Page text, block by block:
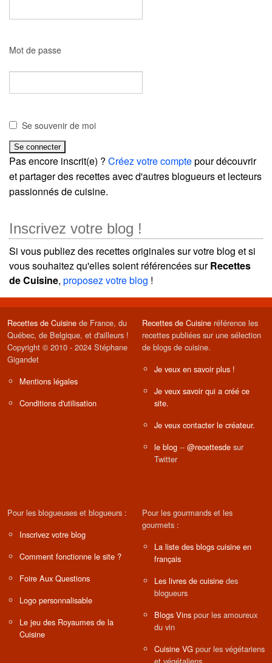
Mot de passe
Se souvenir de moi
Pas encore inscrit(e) ? Créez votre comptepour découvrir
et partager des recettes avec d'autres blogueurs et lecteurs
passionnés de cuisine.
Inscrivez votre blog !
Si vous publiez des recettes originales sur votre blog et si
vous souhaitez qu'elles soient référencées surRecettes
de Cuisine, proposez votre blog !
Recettes de Cuisine de France, du
Québec, de Belgique, et d'ailleurs !
Copyright © 2010 - 2024 Stéphane
Gigandet
Mentions légales
Conditions d'utilisation
Recettes de Cuisine référence les
recettes publiées sur une sélection
de blogs de cuisine.
Je veux en savoir plus !
Je veux savoir qui a créé ce
site.
Je veux contacter le créateur.
le blog -- @recettesde sur
Twitter
Pour les blogueuses et blogueurs :
Inscrivez votre blog
Comment fonctionne le site ?
Foire Aux Questions
Logo personnalisable
Le jeu des Royaumes de la
Cuisine
Pour les gourmands et les
gourmets :
La liste des blogs cuisine en
français
Les livres de cuisine des
blogueurs
Blogs Vins pour les amoureux
du vin
Cuisine VG pour les végétariens